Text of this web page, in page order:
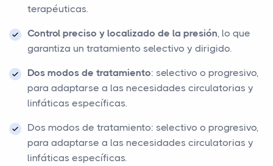
terapéuticas.
Control preciso y localizado de la presión, lo que
garantiza un tratamiento selectivo y dirigido.
Dos modos de tratamiento: selectivo o progresivo,
para adaptarse a las necesidades circulatorias y
linfáticas específicas.
Dos modos de tratamiento: selectivo o progresivo,
para adaptarse a las necesidades circulatorias y
linfáticas específicas.